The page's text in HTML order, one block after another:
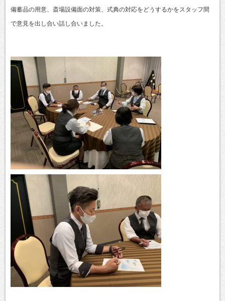
備蓄品の用意、斎場設備面の対策、式典の対応をどうするかをスタッフ間
で意見を出し合い話し合いました。